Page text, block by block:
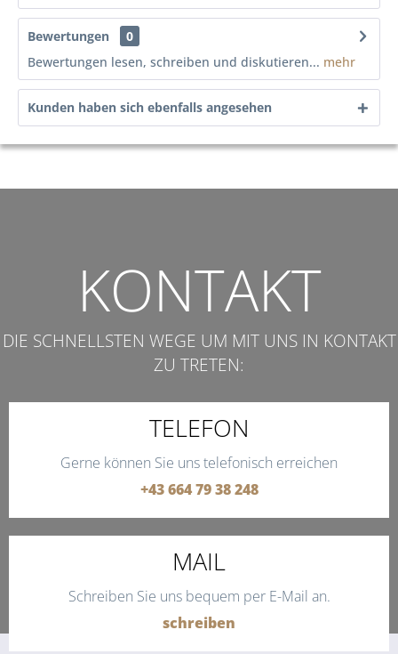
Bewertungen
0
Bewertungen lesen, schreiben und diskutieren... mehr
Kunden haben sich ebenfalls angesehen
KONTAKT
DIE SCHNELLSTEN WEGE UM MIT UNS IN KONTAKT
ZU TRETEN:
TELEFON
Gerne können Sie uns telefonisch erreichen
+43 664 79 38 248
MAIL
Schreiben Sie uns bequem per E-Mail an.
schreiben